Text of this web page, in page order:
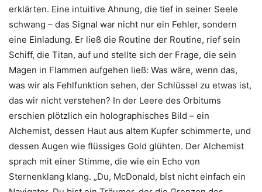
erklärten. Eine intuitive Ahnung, die tief in seiner Seele
schwang – das Signal war nicht nur ein Fehler, sondern
eine Einladung. Er ließ die Routine der Routine, rief sein
Schiff, die Titan, auf und stellte sich der Frage, die sein
Magen in Flammen aufgehen ließ: Was wäre, wenn das,
was wir als Fehlfunktion sehen, der Schlüssel zu etwas ist,
das wir nicht verstehen? In der Leere des Orbitums
erschien plötzlich ein holographisches Bild – ein
Alchemist, dessen Haut aus altem Kupfer schimmerte, und
dessen Augen wie flüssiges Gold glühten. Der Alchemist
sprach mit einer Stimme, die wie ein Echo von
Sternenklang klang. „Du, McDonald, bist nicht einfach ein